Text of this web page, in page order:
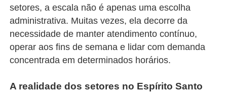
setores, a escala não é apenas uma escolha
administrativa. Muitas vezes, ela decorre da
necessidade de manter atendimento contínuo,
operar aos fins de semana e lidar com demanda
concentrada em determinados horários.
A realidade dos setores no Espírito Santo